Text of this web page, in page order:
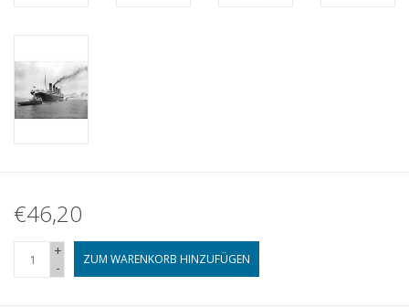
€46,20
+
-
ZUM WARENKORB HINZUFÜGEN